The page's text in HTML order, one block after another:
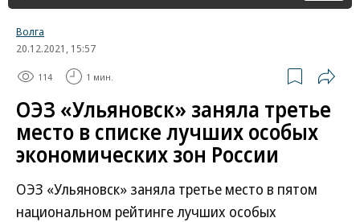
Волга
20.12.2021, 15:57
114 1 мин.
ОЭЗ «Ульяновск» заняла третье
место в списке лучших особых
экономических зон России
ОЭЗ «Ульяновск» заняла третье место в пятом
национальном рейтинге лучших особых